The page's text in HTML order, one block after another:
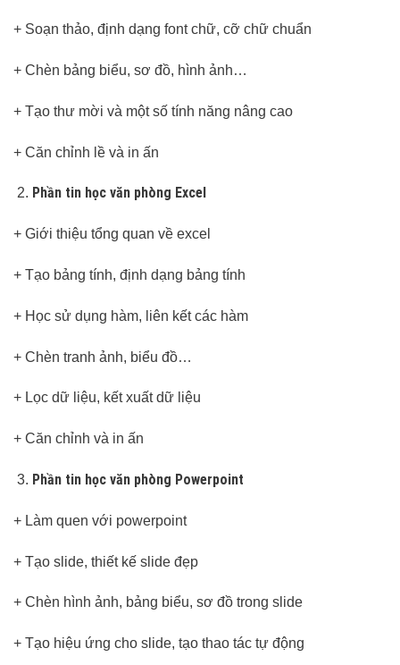
+ Soạn thảo, định dạng font chữ, cỡ chữ chuẩn
+ Chèn bảng biểu, sơ đồ, hình ảnh…
+ Tạo thư mời và một số tính năng nâng cao
+ Căn chỉnh lề và in ấn
Phần tin học văn phòng Excel
+ Giới thiệu tổng quan về excel
+ Tạo bảng tính, định dạng bảng tính
+ Học sử dụng hàm, liên kết các hàm
+ Chèn tranh ảnh, biểu đồ…
+ Lọc dữ liệu, kết xuất dữ liệu
+ Căn chỉnh và in ấn
Phần tin học văn phòng Powerpoint
+ Làm quen với powerpoint
+ Tạo slide, thiết kế slide đẹp
+ Chèn hình ảnh, bảng biểu, sơ đồ trong slide
+ Tạo hiệu ứng cho slide, tạo thao tác tự động